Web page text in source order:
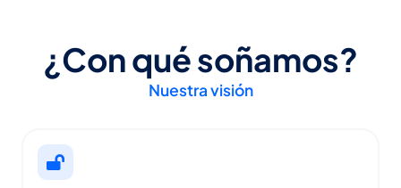
¿Con qué soñamos?
Nuestra visión